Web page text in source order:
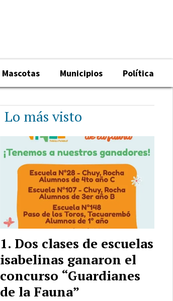
Mascotas Municipios Política
Lo más visto
Dos clases de escuelas
isabelinas ganaron el
concurso “Guardianes
de la Fauna”